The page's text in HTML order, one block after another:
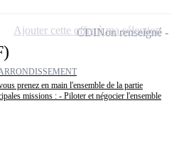
prenez en main l'ensemble de la partie
missions : - Piloter et négocier l'ensemble
CDINon renseigné
Ajouter cette offre à ma sélection